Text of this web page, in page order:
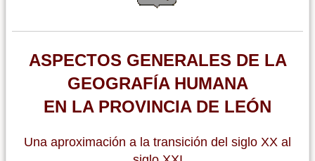
ASPECTOS GENERALES DE LA
GEOGRAFÍA HUMANA
EN LA PROVINCIA DE LEÓN
Una aproximación a la transición del siglo XX al